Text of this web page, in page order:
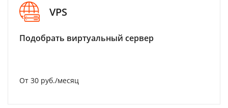
VPS
Подобрать виртуальный сервер
От 30 руб./месяц